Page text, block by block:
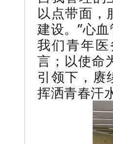
以点带面，
建设。”心
我们青年
言；以使命
引领下，赓
挥洒青春汗